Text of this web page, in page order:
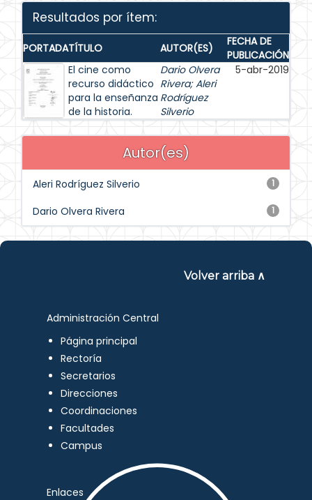
Resultados por ítem:
PORTADATÍTULO AUTOR(ES)
FECHA DE
PUBLICACIÓN
El cine como
recurso didáctico
para la enseñanza
de la historia.
Dario Olvera
Rivera;Aleri
Rodríguez
Silverio
5-abr-2019
Autor(es)
1
Aleri Rodríguez Silverio
1
Dario Olvera Rivera
Volver arriba ∧
Administración Central
Página principal
Rectoría
Secretarios
Direcciones
Coordinaciones
Facultades
Campus
Enlaces